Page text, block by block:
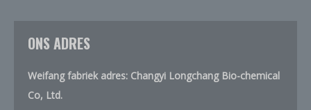
ONS ADRES
Weifang fabriek adres: Changyi Longchang Bio-chemical
Co, Ltd.